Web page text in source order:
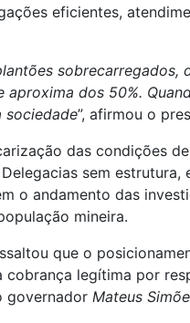
eficientes,
aproxima dos 50%.
sociedade”, afirmou o
das condições
sem estrutura,
o andamento das
mineira.
que o
legítima por
governador Mateus